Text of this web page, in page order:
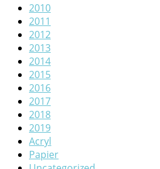
2010
2011
2012
2013
2014
2015
2016
2017
2018
2019
Acryl
Papier